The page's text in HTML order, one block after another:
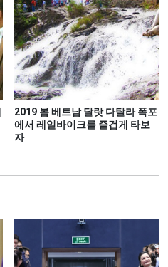
2019 봄 베트남 달랏 다탈라 폭포
에서 레일바이크를 즐겁게 타보
자